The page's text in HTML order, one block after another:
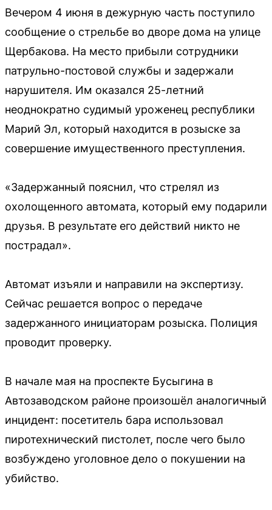
Вечером 4 июня в дежурную часть поступило
сообщение о стрельбе во дворе дома на улице
Щербакова. На место прибыли сотрудники
патрульно-постовой службы и задержали
нарушителя. Им оказался 25-летний
неоднократно судимый уроженец республики
Марий Эл, который находится в розыске за
совершение имущественного преступления.
«Задержанный пояснил, что стрелял из
охолощенного автомата, который ему подарили
друзья. В результате его действий никто не
пострадал».
Автомат изъяли и направили на экспертизу.
Сейчас решается вопрос о передаче
задержанного инициаторам розыска. Полиция
проводит проверку.
В начале мая на проспекте Бусыгина в
Автозаводском районе произошёл аналогичный
инцидент: посетитель бара использовал
пиротехнический пистолет, после чего было
возбуждено уголовное дело о покушении на
убийство.